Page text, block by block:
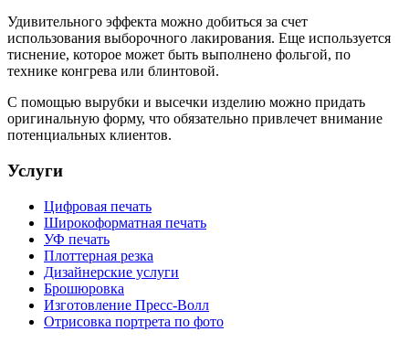
Удивительного эффекта можно добиться за счет
использования выборочного лакирования. Еще используется
тиснение, которое может быть выполнено фольгой, по
технике конгрева или блинтовой.
С помощью вырубки и высечки изделию можно придать
оригинальную форму, что обязательно привлечет внимание
потенциальных клиентов.
Услуги
Цифровая печать
Широкоформатная печать
УФ печать
Плоттерная резка
Дизайнерские услуги
Брошюровка
Изготовление Пресс-Волл
Отрисовка портрета по фото